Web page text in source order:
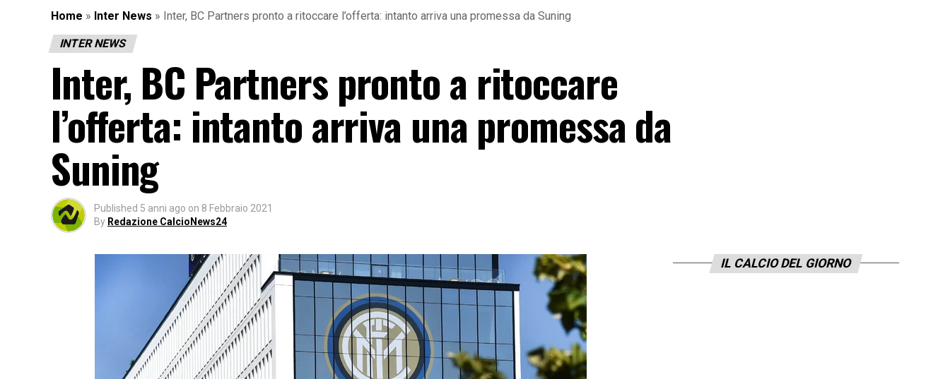
Home » Inter News » Inter, BC Partners pronto a ritoccare l’offerta: intanto arriva una promessa da Suning
INTER NEWS
Inter, BC Partners pronto a ritoccare
l’offerta: intanto arriva una promessa da
Suning
Published 5 anni ago on 8 Febbraio 2021
By Redazione CalcioNews24
IL CALCIO DEL GIORNO